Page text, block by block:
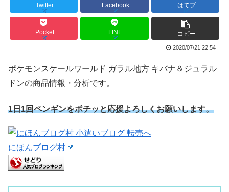
Twitter Facebook はてブ
Pocket LINE コピー
2020/07/21 22:54
ポケモンスケールワールド ガラル地方 キバナ＆ジュラル
ドンの商品情報・分析です。
1日1回ペンギンをポチッと応援よろしくお願いします。
にほんブログ村